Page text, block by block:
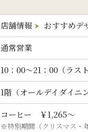
店舗情報 おすすめデ
通常営業
10：00～21：00 （ラス
1階（オールデイダイニ
コーヒー ￥1,265～
※特別期間（クリスマス・